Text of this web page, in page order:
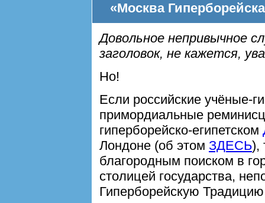
«Москва
Довольное непривычное
заголовок, не кажется,
Но!
Если российские учёные-
примордиальные
гиперборейско-египетском
Лондоне (об этом ЗДЕСЬ),
благородным поиском в
столицей государства,
Гиперборейскую